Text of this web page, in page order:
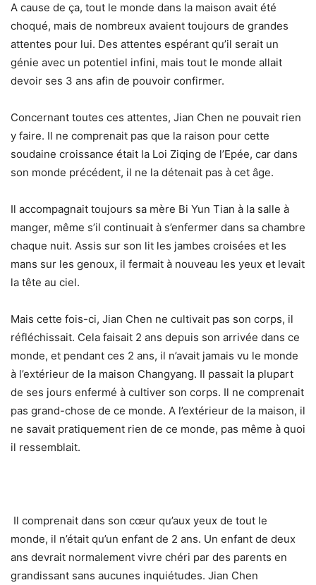
A cause de ça, tout le monde dans la maison avait été
choqué, mais de nombreux avaient toujours de grandes
attentes pour lui. Des attentes espérant qu’il serait un
génie avec un potentiel infini, mais tout le monde allait
devoir ses 3 ans afin de pouvoir confirmer.
Concernant toutes ces attentes, Jian Chen ne pouvait rien
y faire. Il ne comprenait pas que la raison pour cette
soudaine croissance était la Loi Ziqing de l’Epée, car dans
son monde précédent, il ne la détenait pas à cet âge.
Il accompagnait toujours sa mère Bi Yun Tian à la salle à
manger, même s’il continuait à s’enfermer dans sa chambre
chaque nuit. Assis sur son lit les jambes croisées et les
mans sur les genoux, il fermait à nouveau les yeux et levait
la tête au ciel.
Mais cette fois-ci, Jian Chen ne cultivait pas son corps, il
réfléchissait. Cela faisait 2 ans depuis son arrivée dans ce
monde, et pendant ces 2 ans, il n’avait jamais vu le monde
à l’extérieur de la maison Changyang. Il passait la plupart
de ses jours enfermé à cultiver son corps. Il ne comprenait
pas grand-chose de ce monde. A l’extérieur de la maison, il
ne savait pratiquement rien de ce monde, pas même à quoi
il ressemblait.
Il comprenait dans son cœur qu’aux yeux de tout le
monde, il n’était qu’un enfant de 2 ans. Un enfant de deux
ans devrait normalement vivre chéri par des parents en
grandissant sans aucunes inquiétudes. Jian Chen